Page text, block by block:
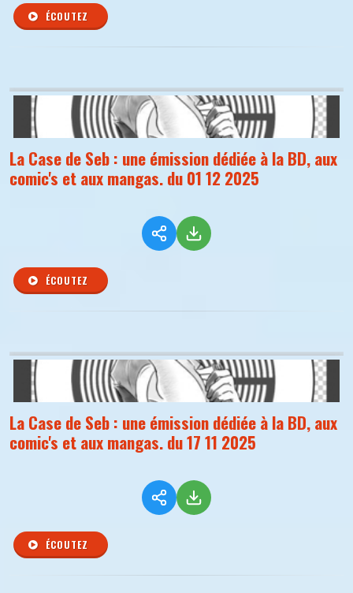
ÉCOUTEZ
La Case de Seb : une émission dédiée à la BD, aux
comic's et aux mangas. du 01 12 2025
ÉCOUTEZ
La Case de Seb : une émission dédiée à la BD, aux
comic's et aux mangas. du 17 11 2025
ÉCOUTEZ